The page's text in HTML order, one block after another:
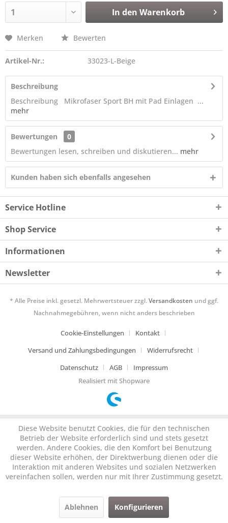
In den Warenkorb
Merken Bewerten
Artikel-Nr.: 33023-L-Beige
Beschreibung
Beschreibung Mikrofaser Sport BH mit Pad Einlagen ...
mehr
Bewertungen
0
Bewertungen lesen, schreiben und diskutieren... mehr
Kunden haben sich ebenfalls angesehen
Service Hotline
Shop Service
Informationen
Newsletter
* Alle Preise inkl. gesetzl. Mehrwertsteuer zzgl.Versandkosten und ggf.
Nachnahmegebühren, wenn nicht anders beschrieben
Cookie-Einstellungen
Kontakt
Versand und Zahlungsbedingungen
Widerrufsrecht
Datenschutz
AGB
Impressum
Realisiert mit Shopware
Diese Website benutzt Cookies, die für den technischen
Betrieb der Website erforderlich sind und stets gesetzt
werden. Andere Cookies, die den Komfort bei Benutzung
dieser Website erhöhen, der Direktwerbung dienen oder die
Interaktion mit anderen Websites und sozialen Netzwerken
vereinfachen sollen, werden nur mit Ihrer Zustimmung gesetzt.
Ablehnen Konfigurieren